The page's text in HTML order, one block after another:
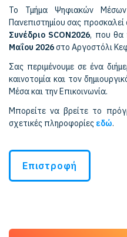
Το Τμήμα Ψηφιακών Μέσων
Πανεπιστημίου σας
Συνέδριο SCON2026, που θα
Μαΐου 2026στο Αργοστόλι
Σας περιμένουμε σε ένα
καινοτομία και τον
Μέσα και την Επικοινωνία.
Μπορείτε να βρείτε το
σχετικές πληροφορίες εδώ.
Επιστροφή